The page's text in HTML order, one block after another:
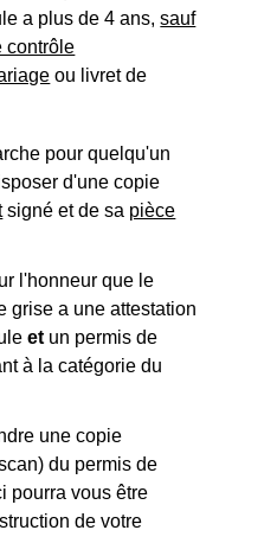
a plus de 4 ans,sauf
contrôle
ou livret de
pour quelqu'un
d'une copie
signé et de sa pièce
l'honneur que le
grise a une attestation
et un permis de
à la catégorie du
une copie
du permis de
pourra vous être
de votre